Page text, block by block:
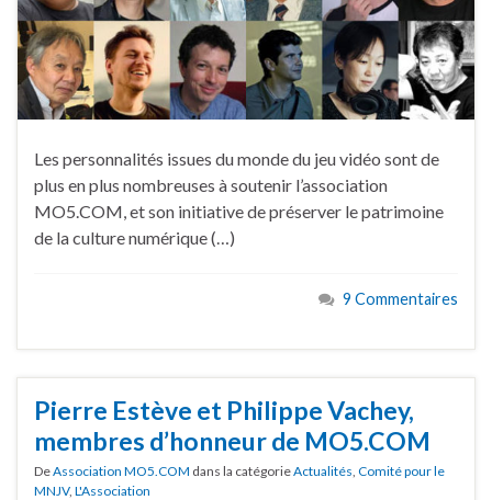
Les personnalités issues du monde du jeu vidéo sont de
plus en plus nombreuses à soutenir l’association
MO5.COM, et son initiative de préserver le patrimoine
de la culture numérique (…)
9 Commentaires
Pierre Estève et Philippe Vachey,
membres d’honneur de MO5.COM
DeAssociation MO5.COM dans la catégorieActualités Comité pour le
MNJV, L'Association